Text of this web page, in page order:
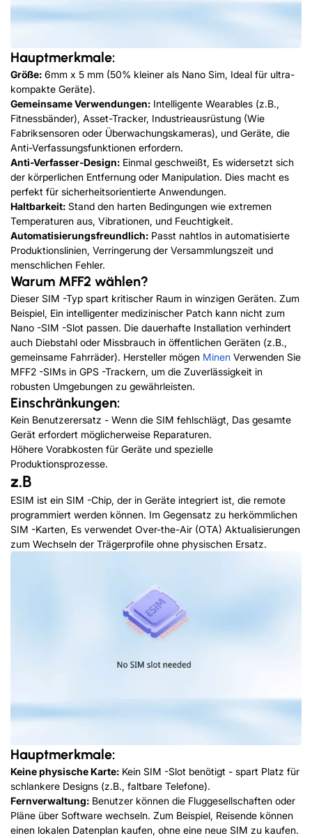
Hauptmerkmale:
Größe: 6mm x 5 mm (50% kleiner als Nano Sim, Ideal für ultra-
kompakte Geräte).
Gemeinsame Verwendungen: Intelligente Wearables (z.B.,
Fitnessbänder), Asset-Tracker, Industrieausrüstung (Wie
Fabriksensoren oder Überwachungskameras), und Geräte, die
Anti-Verfassungsfunktionen erfordern.
Anti-Verfasser-Design: Einmal geschweißt, Es widersetzt sich
der körperlichen Entfernung oder Manipulation. Dies macht es
perfekt für sicherheitsorientierte Anwendungen.
Haltbarkeit: Stand den harten Bedingungen wie extremen
Temperaturen aus, Vibrationen, und Feuchtigkeit.
Automatisierungsfreundlich: Passt nahtlos in automatisierte
Produktionslinien, Verringerung der Versammlungszeit und
menschlichen Fehler.
Warum MFF2 wählen?
Dieser SIM -Typ spart kritischer Raum in winzigen Geräten. Zum
Beispiel, Ein intelligenter medizinischer Patch kann nicht zum
Nano -SIM -Slot passen. Die dauerhafte Installation verhindert
auch Diebstahl oder Missbrauch in öffentlichen Geräten (z.B.,
gemeinsame Fahrräder). Hersteller mögen Minen Verwenden Sie
MFF2 -SIMs in GPS -Trackern, um die Zuverlässigkeit in
robusten Umgebungen zu gewährleisten.
Einschränkungen:
Kein Benutzerersatz - Wenn die SIM fehlschlägt, Das gesamte
Gerät erfordert möglicherweise Reparaturen.
Höhere Vorabkosten für Geräte und spezielle
Produktionsprozesse.
z.B
ESIM ist ein SIM -Chip, der in Geräte integriert ist, die remote
programmiert werden können. Im Gegensatz zu herkömmlichen
SIM -Karten, Es verwendet Over-the-Air (OTA) Aktualisierungen
zum Wechseln der Trägerprofile ohne physischen Ersatz.
Hauptmerkmale:
Keine physische Karte: Kein SIM -Slot benötigt - spart Platz für
schlankere Designs (z.B., faltbare Telefone).
Fernverwaltung: Benutzer können die Fluggesellschaften oder
Pläne über Software wechseln. Zum Beispiel, Reisende können
einen lokalen Datenplan kaufen, ohne eine neue SIM zu kaufen.